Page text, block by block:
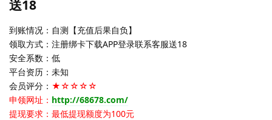
送18
到账情况：自测【充值后果自负】
领取方式：注册绑卡下载APP登录联系客服送18
安全系数：低
平台资历：未知
会员评分： ★☆☆☆☆
申领网址： http://68678.com/
提现要求：最低提现额度为100元